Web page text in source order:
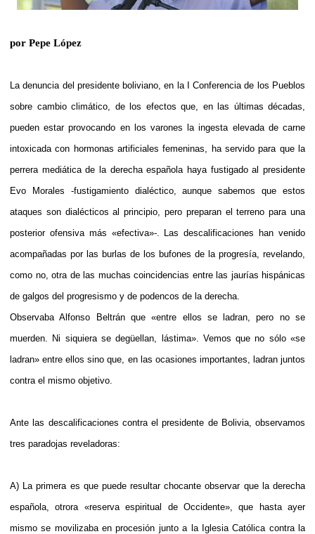
por Pepe López
La denuncia del presidente boliviano, en la I Conferencia de los Pueblos
sobre cambio climático, de los efectos que, en las últimas décadas,
pueden estar provocando en los varones la ingesta elevada de carne
intoxicada con hormonas artificiales femeninas, ha servido para que la
perrera mediática de la derecha española haya fustigado al presidente
Evo Morales -fustigamiento dialéctico, aunque sabemos que estos
ataques son dialécticos al principio, pero preparan el terreno para una
posterior ofensiva más «efectiva»-. Las descalificaciones han venido
acompañadas por las burlas de los bufones de la progresía, revelando,
como no, otra de las muchas coincidencias entre las jaurías hispánicas
de galgos del progresismo y de podencos de la derecha.
Observaba Alfonso Beltrán que «entre ellos se ladran, pero no se
muerden. Ni siquiera se degüellan, lástima». Vemos que no sólo «se
ladran» entre ellos sino que, en las ocasiones importantes, ladran juntos
contra el mismo objetivo.
Ante las descalificaciones contra el presidente de Bolivia, observamos
tres paradojas reveladoras:
A) La primera es que puede resultar chocante observar que la derecha
española, otrora «reserva espiritual de Occidente», que hasta ayer
mismo se movilizaba en procesión junto a la Iglesia Católica contra la